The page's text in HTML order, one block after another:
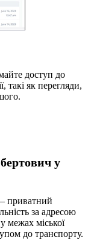
доступ до
такі як перегляди,
у
приватний
за адресою
межах міської
до транспорту.